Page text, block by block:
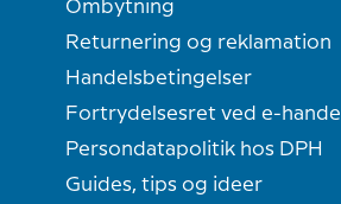
Ombytning
Returnering og reklamation
Handelsbetingelser
Fortrydelsesret ved e-handel
Persondatapolitik hos DPH
Guides, tips og ideer